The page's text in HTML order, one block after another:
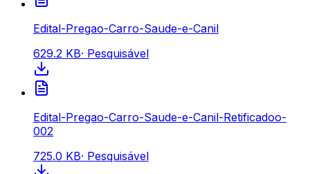
Edital-Pregao-Carro-Saude-e-Canil
629.2 KB· Pesquisável
Edital-Pregao-Carro-Saude-e-Canil-Retificadoo-
002
725.0 KB· Pesquisável